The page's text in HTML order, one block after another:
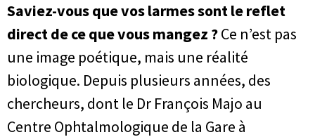
Saviez-vous que vos larmes sont le reflet
direct de ce que vous mangez ?Ce n’est pas
une image poétique, mais une réalité
biologique. Depuis plusieurs années, des
chercheurs, dont le Dr François Majo au
Centre Ophtalmologique de la Gare à